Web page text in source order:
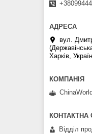
вул.
Харків,
Відділ